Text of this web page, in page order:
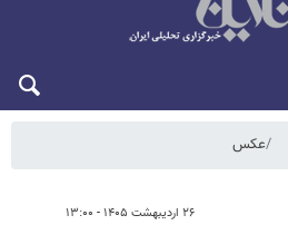
عکس
۲۶ اردیبهشت ۱۴۰۵ - ۱۳:۰۰